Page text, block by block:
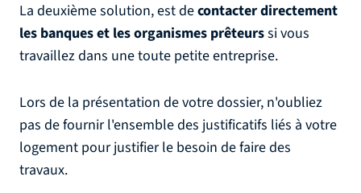
La deuxième solution, est decontacter directement
les banques et les organismes prêteurssi vous
travaillez dans une toute petite entreprise.
Lors de la présentation de votre dossier, n'oubliez
pas de fournir l'ensemble des justificatifs liés à votre
logement pour justifier le besoin de faire des
travaux.